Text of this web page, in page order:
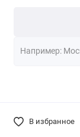
В избранное